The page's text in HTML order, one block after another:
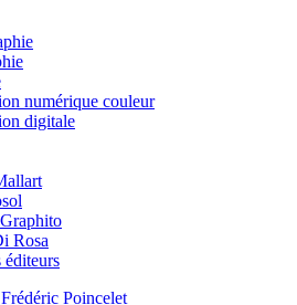
numérique couleur
digitale
Rosa
éditeurs